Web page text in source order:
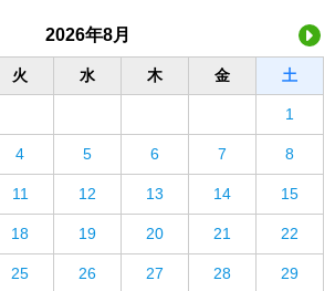
2026年8月
火 水 木 金 土
1
4 5 6 7 8
11 12 13 14 15
18 19 20 21 22
25 26 27 28 29